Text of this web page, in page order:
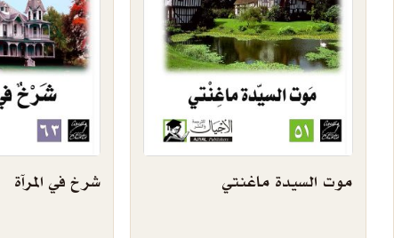
موت السيدة ماغنتي شرخ في المرآة